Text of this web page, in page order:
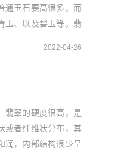
通玉石要高很多，而
玉、以及碧玉等。翡
2022-04-26
翡翠的硬度很高，是
或者纤维状分布，其
润，内部结构很少呈